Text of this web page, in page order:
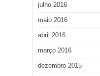
julho 2016
maio 2016
abril 2016
março 2016
dezembro 2015